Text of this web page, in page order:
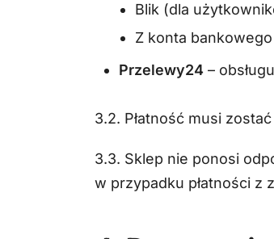
Blik (dla
Z konta
Przelewy24 –
3.2. Płatność musi
3.3. Sklep nie ponosi
w przypadku płatności z